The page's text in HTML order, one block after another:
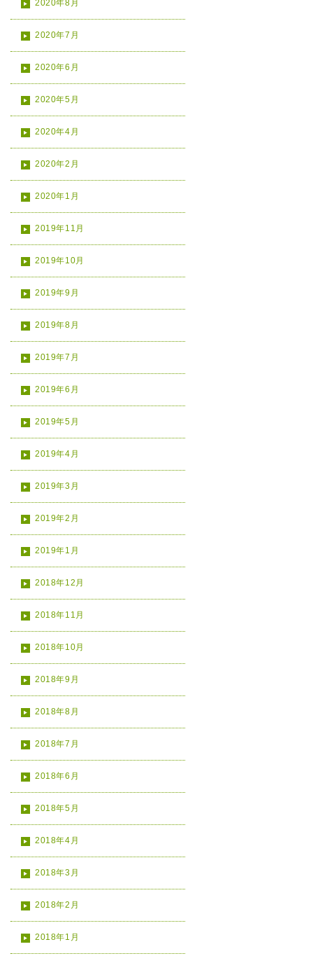
2020年8月
2020年7月
2020年6月
2020年5月
2020年4月
2020年2月
2020年1月
2019年11月
2019年10月
2019年9月
2019年8月
2019年7月
2019年6月
2019年5月
2019年4月
2019年3月
2019年2月
2019年1月
2018年12月
2018年11月
2018年10月
2018年9月
2018年8月
2018年7月
2018年6月
2018年5月
2018年4月
2018年3月
2018年2月
2018年1月